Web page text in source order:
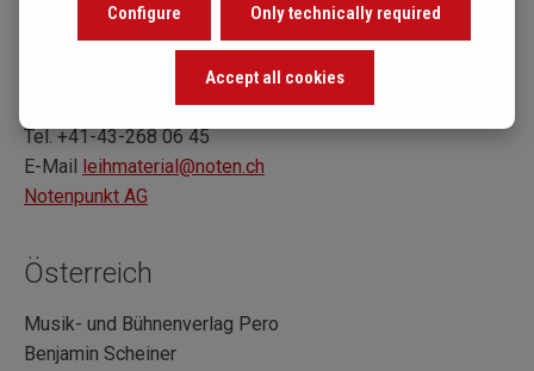
Notenpunkt AG
Katharina Nicca
Tel. +41-43-268 06 45
E-Mail
leihmaterial@noten.ch
Notenpunkt AG
Österreich
Musik- und Bühnenverlag Pero
Benjamin Scheiner
Only technically required
Configure
Accept all cookies